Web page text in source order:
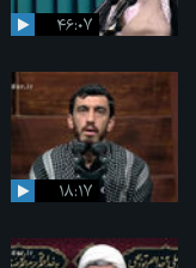
۴۶:۰۷
۱۸:۱۷